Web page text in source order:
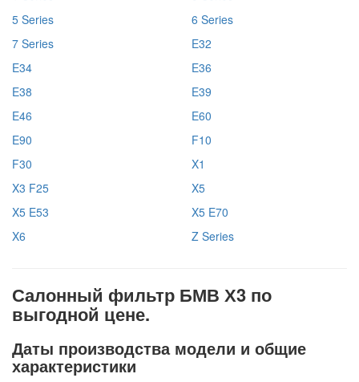
5 Series
6 Series
7 Series
E32
E34
E36
E38
E39
E46
E60
E90
F10
F30
X1
X3 F25
X5
X5 E53
X5 E70
X6
Z Series
Салонный фильтр БМВ Х3 по
выгодной цене.
Даты производства модели и общие
характеристики